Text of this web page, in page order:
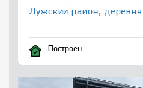
Лужский район,
Построен